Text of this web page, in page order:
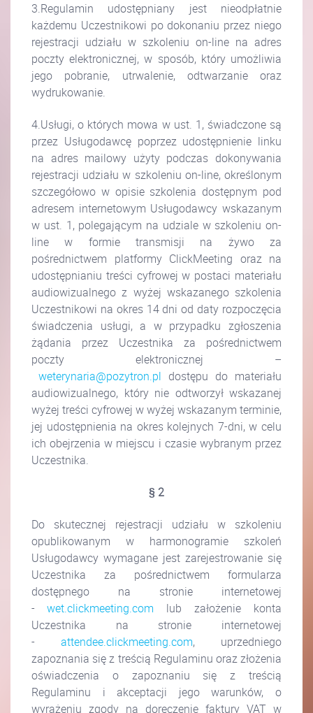
3.Regulamin udostępniany jest nieodpłatnie
każdemu Uczestnikowi po dokonaniu przez niego
rejestracji udziału w szkoleniu on-line na adres
poczty elektronicznej, w sposób, który umożliwia
jego pobranie, utrwalenie, odtwarzanie oraz
wydrukowanie.
4.Usługi, o których mowa w ust. 1, świadczone są
przez Usługodawcę poprzez udostępnienie linku
na adres mailowy użyty podczas dokonywania
rejestracji udziału w szkoleniu on-line, określonym
szczegółowo w opisie szkolenia dostępnym pod
adresem internetowym Usługodawcy wskazanym
w ust. 1, polegającym na udziale w szkoleniu on-
line w formie transmisji na żywo za
pośrednictwem platformy ClickMeeting oraz na
udostępnianiu treści cyfrowej w postaci materiału
audiowizualnego z wyżej wskazanego szkolenia
Uczestnikowi na okres 14 dni od daty rozpoczęcia
świadczenia usługi, a w przypadku zgłoszenia
żądania przez Uczestnika za pośrednictwem
poczty elektronicznej –
weterynaria@pozytron.pl dostępu do materiału
audiowizualnego, który nie odtworzył wskazanej
wyżej treści cyfrowej w wyżej wskazanym terminie,
jej udostępnienia na okres kolejnych 7-dni, w celu
ich obejrzenia w miejscu i czasie wybranym przez
Uczestnika.
§ 2
Do skutecznej rejestracji udziału w szkoleniu
opublikowanym w harmonogramie szkoleń
Usługodawcy wymagane jest zarejestrowanie się
Uczestnika za pośrednictwem formularza
dostępnego na stronie internetowej
- wet.clickmeeting.com lub założenie konta
Uczestnika na stronie internetowej
- attendee.clickmeeting.com, uprzedniego
zapoznania się z treścią Regulaminu oraz złożenia
oświadczenia o zapoznaniu się z treścią
Regulaminu i akceptacji jego warunków, o
wyrażeniu zgody na doręczenie faktury VAT w